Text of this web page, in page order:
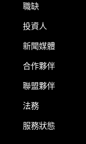
職缺
投資人
新聞媒體
合作夥伴
聯盟夥伴
法務
服務狀態